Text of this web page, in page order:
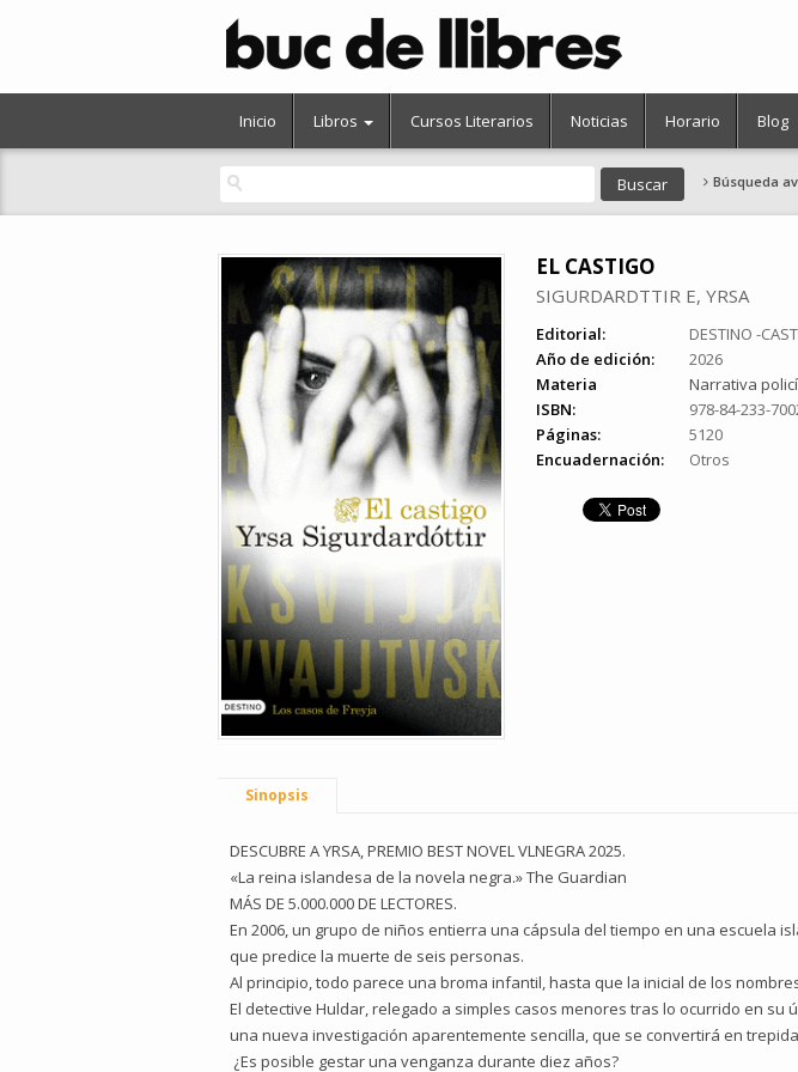
Inicio Libros Cursos Literarios Noticias Horario Blog
Búsqueda
EL CASTIGO
SIGURDARDTTIR E, YRSA
Editorial:
DESTINO -
Año de edición:
2026
Materia
Narrativa
ISBN:
978-84-233-
Páginas:
5120
Encuadernación:
Otros
Sinopsis
DESCUBRE A YRSA, PREMIO BEST NOVEL VLNEGRA 2025.
«La reina islandesa de la novela negra.» The Guardian
MÁS DE 5.000.000 DE LECTORES.
En 2006, un grupo de niños entierra una cápsula del tiempo en una escuela
que predice la muerte de seis personas.
Al principio, todo parece una broma infantil, hasta que la inicial de los
El detective Huldar, relegado a simples casos menores tras lo ocurrido en
una nueva investigación aparentemente sencilla, que se convertirá en
¿Es posible gestar una venganza durante diez años?